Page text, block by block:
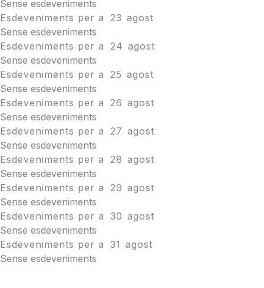
Sense esdeveniments
Esdeveniments per a
23 agost
Sense esdeveniments
Esdeveniments per a
24 agost
Sense esdeveniments
Esdeveniments per a
25 agost
Sense esdeveniments
Esdeveniments per a
26 agost
Sense esdeveniments
Esdeveniments per a
27 agost
Sense esdeveniments
Esdeveniments per a
28 agost
Sense esdeveniments
Esdeveniments per a
29 agost
Sense esdeveniments
Esdeveniments per a 30 agost
Sense esdeveniments
Esdeveniments per a 31 agost
Sense esdeveniments